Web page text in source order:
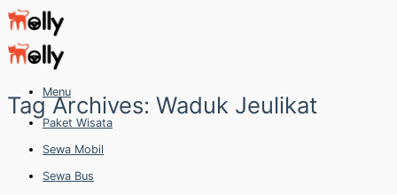
Skip
to
content
Menu
Paket Wisata
Sewa Mobil
Sewa Bus
Tag Archives: Waduk Jeulikat